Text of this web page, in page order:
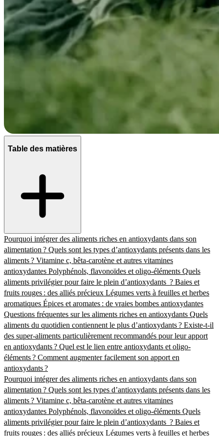
Table des matières
Pourquoi intégrer des aliments riches en antioxydants dans son
alimentation ? Quels sont les types d’antioxydants présents dans les
aliments ? Vitamine c, bêta-carotène et autres vitamines
antioxydantes Polyphénols, flavonoïdes et oligo-éléments Quels
aliments privilégier pour faire le plein d’antioxydants ? Baies et
fruits rouges : des alliés précieux Légumes verts à feuilles et herbes
aromatiques Épices et aromates : de vraies bombes antioxydantes
Questions fréquentes sur les aliments riches en antioxydants Quels
aliments du quotidien contiennent le plus d’antioxydants ? Existe-t-il
des super-aliments particulièrement recommandés pour leur apport
en antioxydants ? Quel est le lien entre antioxydants et oligo-
éléments ? Comment augmenter facilement son apport en
antioxydants ?
Pourquoi intégrer des aliments riches en antioxydants dans son
alimentation ? Quels sont les types d’antioxydants présents dans les
aliments ? Vitamine c, bêta-carotène et autres vitamines
antioxydantes Polyphénols, flavonoïdes et oligo-éléments Quels
aliments privilégier pour faire le plein d’antioxydants ? Baies et
fruits rouges : des alliés précieux Légumes verts à feuilles et herbes